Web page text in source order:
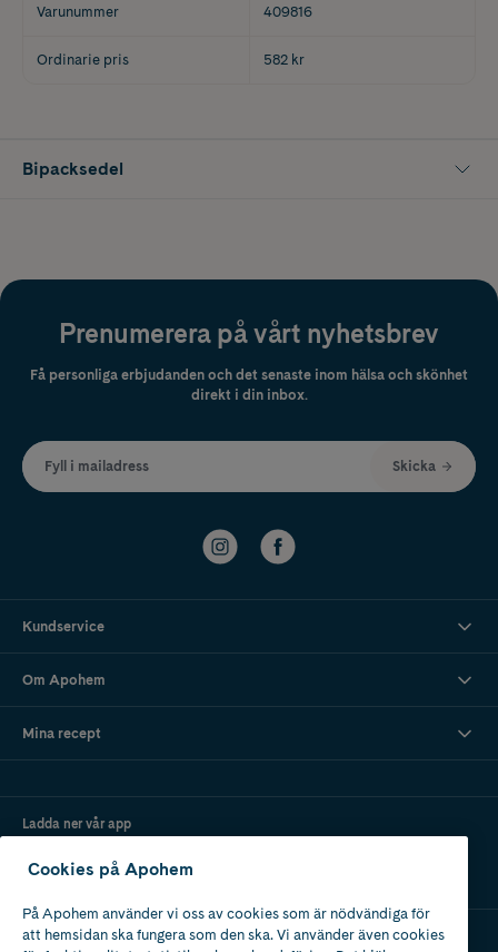
Varunummer 409816
Ordinarie pris 582 kr
Bipacksedel
Prenumerera på vårt nyhetsbrev
Få personliga erbjudanden och det senaste inom hälsa och skönhet
direkt i din inbox.
Fyll i mailadress Skicka
Kundservice
Om Apohem
Mina recept
Ladda ner vår app
Cookies på Apohem
På Apohem använder vi oss av cookies som är nödvändiga för
att hemsidan ska fungera som den ska. Vi använder även cookies